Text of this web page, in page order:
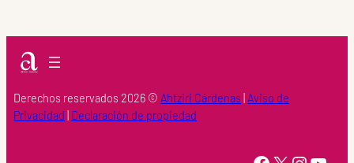
Derechos reservados 2026 © Ahtziri Cárdenas Aviso de
Privacidad Declaración de propiedad